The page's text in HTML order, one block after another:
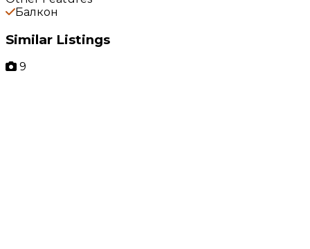
Балкон
Similar Listings
9